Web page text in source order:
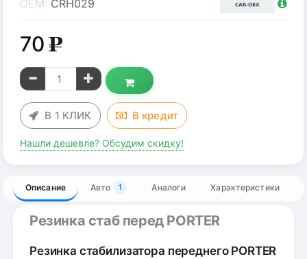
OEM: CRH029
70g
В 1 КЛИК В кредит
Нашли дешевле? Обсудим скидку!
Описание Авто 1 Аналоги Характеристики
Резинка стаб перед PORTER
Резинка стабилизатора переднего PORTER